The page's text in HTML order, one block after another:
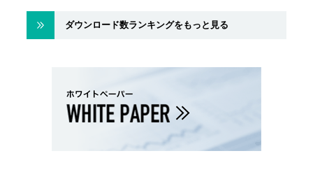
ダウンロード数ランキングをもっと見る